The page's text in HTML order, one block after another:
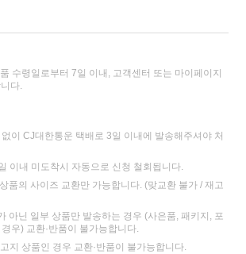
수령일로부터 7일 이내, 고객센터 또는 마이페이지
다.
이 CJ대한통운 택배로 3일 이내에 발송해주셔야 처
이내 미도착시 자동으로 신청 철회됩니다.
품의 사이즈 교환만 가능합니다. (맞교환 불가 / 재고
아닌 일부 상품만 발송하는 경우 (사은품, 패키지, 포
우) 교환·반품이 불가능합니다.
지 상품인 경우 교환·반품이 불가능합니다.